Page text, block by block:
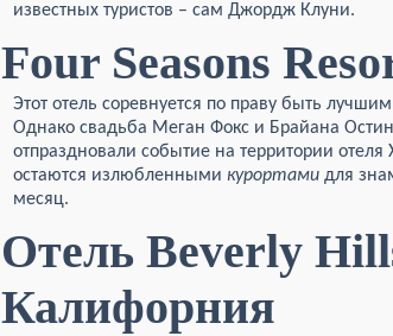
известных туристов – сам Джордж Клуни.
Four Seasons
Этот отель соревнуется по праву быть
Однако свадьба Меган Фокс и Брайана
отпраздновали событие на территории
остаются излюбленными курортами для
месяц.
Отель Beverly
Калифорния